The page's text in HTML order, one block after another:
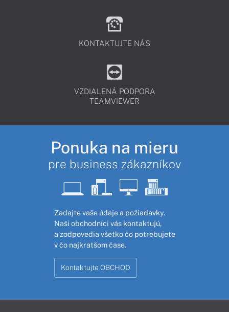
KONTAKTUJTE NÁS
VZDIALENÁ PODPORA
TEAMVIEWER
Ponuka na mieru
pre business zákazníkov
Zadajte vaše údaje a požiadavky.
Naši obchodníci vás kontaktujú,
a zodpovedia všetko čo potrebujete
v čo najkratšom čase.
Kontaktujte OBCHOD